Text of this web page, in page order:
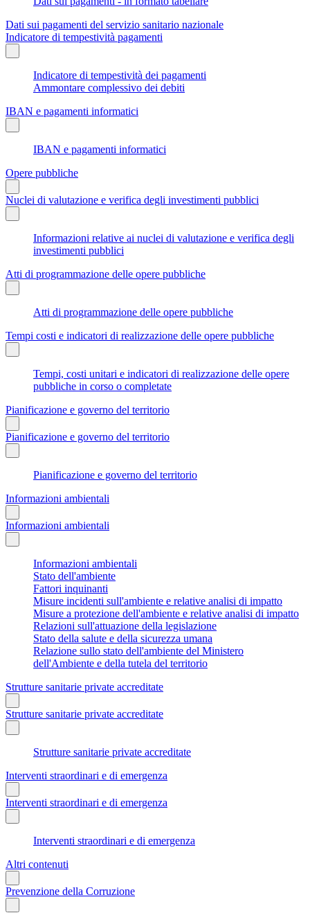
Dati sui pagamenti del servizio sanitario nazionale
Indicatore di tempestività pagamenti
Indicatore di tempestività dei pagamenti
Ammontare complessivo dei debiti
IBAN e pagamenti informatici
IBAN e pagamenti informatici
Opere pubbliche
Nuclei di valutazione e verifica degli investimenti pubblici
Informazioni relative ai nuclei di valutazione e verifica degli
investimenti pubblici
Atti di programmazione delle opere pubbliche
Atti di programmazione delle opere pubbliche
Tempi costi e indicatori di realizzazione delle opere pubbliche
Tempi, costi unitari e indicatori di realizzazione delle opere
pubbliche in corso o completate
Pianificazione e governo del territorio
Pianificazione e governo del territorio
Pianificazione e governo del territorio
Informazioni ambientali
Informazioni ambientali
Informazioni ambientali
Stato dell'ambiente
Fattori inquinanti
Misure incidenti sull'ambiente e relative analisi di impatto
Misure a protezione dell'ambiente e relative analisi di impatto
Relazioni sull'attuazione della legislazione
Stato della salute e della sicurezza umana
Relazione sullo stato dell'ambiente del Ministero
dell'Ambiente e della tutela del territorio
Strutture sanitarie private accreditate
Strutture sanitarie private accreditate
Strutture sanitarie private accreditate
Interventi straordinari e di emergenza
Interventi straordinari e di emergenza
Interventi straordinari e di emergenza
Altri contenuti
Prevenzione della Corruzione